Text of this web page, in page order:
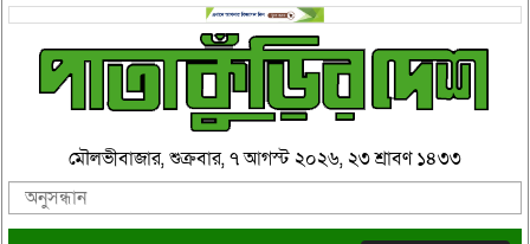
মৌলভীবাজার, শুক্রবার, ৭ আগস্ট ২০২৬, ২৩ শ্রাবণ ১৪৩৩